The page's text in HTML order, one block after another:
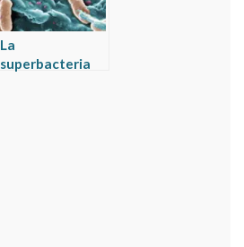
La
superbacteria